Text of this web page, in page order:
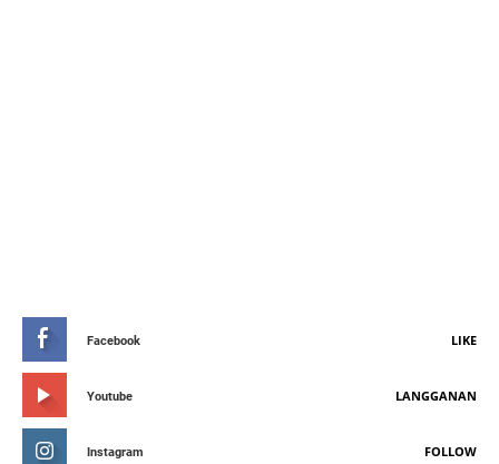
Facebook LIKE
Youtube LANGGANAN
Instagram FOLLOW